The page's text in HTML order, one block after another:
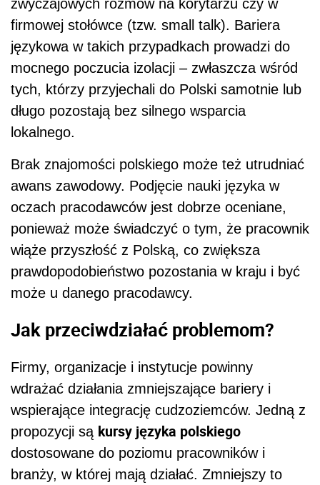
zwyczajowych rozmów na korytarzu czy w
firmowej stołówce (tzw. small talk). Bariera
językowa w takich przypadkach prowadzi do
mocnego poczucia izolacji – zwłaszcza wśród
tych, którzy przyjechali do Polski samotnie lub
długo pozostają bez silnego wsparcia
lokalnego.
Brak znajomości polskiego może też utrudniać
awans zawodowy. Podjęcie nauki języka w
oczach pracodawców jest dobrze oceniane,
ponieważ może świadczyć o tym, że pracownik
wiąże przyszłość z Polską, co zwiększa
prawdopodobieństwo pozostania w kraju i być
może u danego pracodawcy.
Jak przeciwdziałać problemom?
Firmy, organizacje i instytucje powinny
wdrażać działania zmniejszające bariery i
wspierające integrację cudzoziemców. Jedną z
propozycji są kursy języka polskiego
dostosowane do poziomu pracowników i
branży, w której mają działać. Zmniejszy to